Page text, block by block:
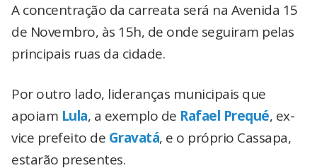
A concentração da carreata será na Avenida 15
de Novembro, às 15h, de onde seguiram pelas
principais ruas da cidade.
Por outro lado, lideranças municipais que
apoiam Lula, a exemplo de Rafael Prequé, ex-
vice prefeito de Gravatá, e o próprio Cassapa,
estarão presentes.